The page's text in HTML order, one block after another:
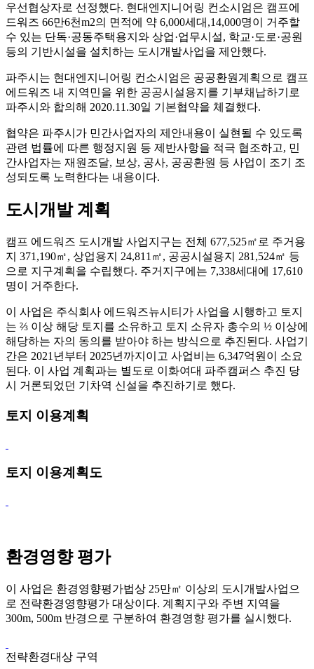
우선협상자로 선정했다. 현대엔지니어링 컨소시엄은 캠프에
드워즈 66만6천m2의 면적에 약 6,000세대,14,000명이 거주할
수 있는 단독·공동주택용지와 상업·업무시설, 학교·도로·공원
등의 기반시설을 설치하는 도시개발사업을 제안했다.
파주시는 현대엔지니어링 컨소시엄은 공공환원계획으로 캠프
에드워즈 내 지역민을 위한 공공시설용지를 기부채납하기로
파주시와 합의해 2020.11.30일 기본협약을 체결했다.
협약은 파주시가 민간사업자의 제안내용이 실현될 수 있도록
관련 법률에 따른 행정지원 등 제반사항을 적극 협조하고, 민
간사업자는 재원조달, 보상, 공사, 공공환원 등 사업이 조기 조
성되도록 노력한다는 내용이다.
도시개발 계획
캠프 에드워즈 도시개발 사업지구는 전체 677,525㎡로 주거용
지 371,190㎡, 상업용지 24,811㎡, 공공시설용지 281,524㎡ 등
으로 지구계획을 수립했다. 주거지구에는 7,338세대에 17,610
명이 거주한다.
이 사업은 주식회사 에드워즈뉴시티가 사업을 시행하고 토지
는 ⅔ 이상 해당 토지를 소유하고 토지 소유자 총수의 ½ 이상에
해당하는 자의 동의를 받아야 하는 방식으로 추진된다. 사업기
간은 2021년부터 2025년까지이고 사업비는 6,347억원이 소요
된다. 이 사업 계획과는 별도로 이화여대 파주캠퍼스 추진 당
시 거론되었던 기차역 신설을 추진하기로 했다.
토지 이용계획
토지 이용계획도
환경영향 평가
이 사업은 환경영향평가법상 25만㎡ 이상의 도시개발사업으
로 전략환경영향평가 대상이다. 계획지구와 주변 지역을
300m, 500m 반경으로 구분하여 환경영향 평가를 실시했다.
전략환경대상 구역